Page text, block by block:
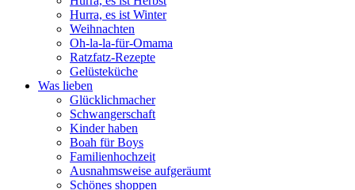
Hurra, es ist Winter
Weihnachten
Oh-la-la-für-Omama
Ratzfatz-Rezepte
Gelüsteküche
Was lieben
Glücklichmacher
Schwangerschaft
Kinder haben
Boah für Boys
Familienhochzeit
Ausnahmsweise aufgeräumt
Schönes shoppen